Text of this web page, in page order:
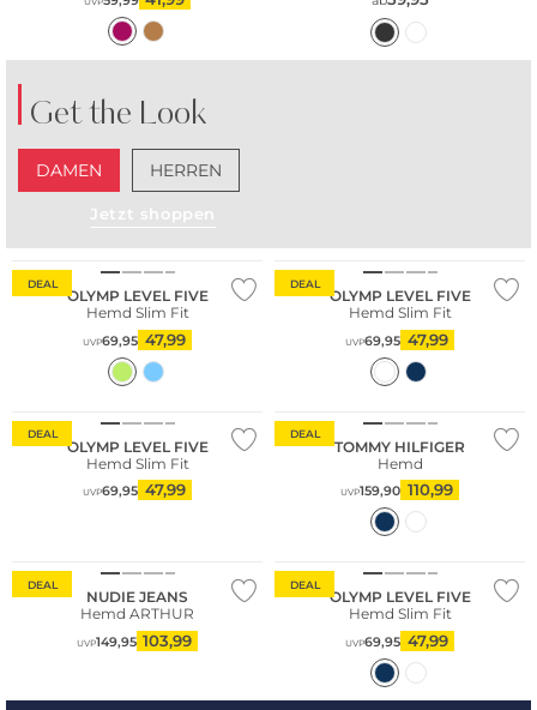
Get the Look
DAMEN HERREN
Jetzt shoppen
DEAL
OLYMP LEVEL FIVE
Hemd Slim Fit
UVP69,95 47,99
DEAL
OLYMP LEVEL FIVE
Hemd Slim Fit
UVP69,95 47,99
DEAL
OLYMP LEVEL FIVE
Hemd Slim Fit
UVP69,95 47,99
DEAL
TOMMY HILFIGER
Hemd
UVP159,90 110,99
DEAL
NUDIE JEANS
Hemd ARTHUR
UVP149,95 103,99
DEAL
OLYMP LEVEL FIVE
Hemd Slim Fit
UVP69,95 47,99